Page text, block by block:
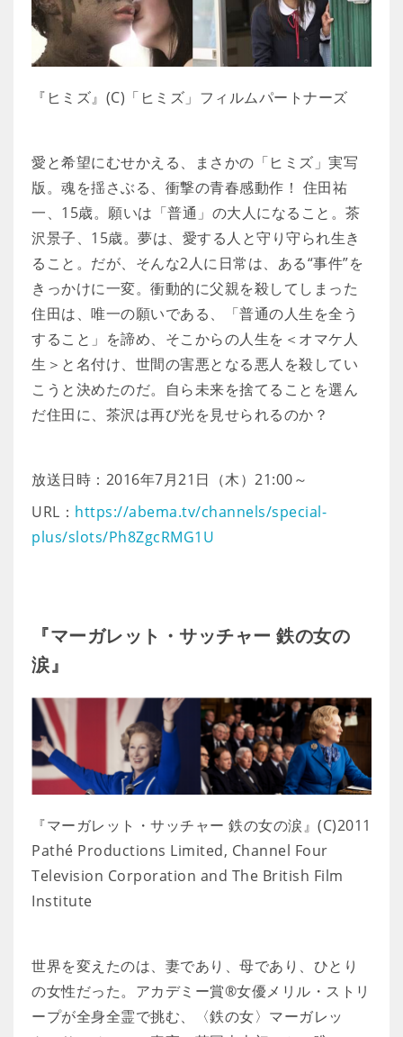
『ヒミズ』(C)「ヒミズ」フィルムパートナーズ
愛と希望にむせかえる、まさかの「ヒミズ」実写
版。魂を揺さぶる、衝撃の青春感動作！ 住田祐
一、15歳。願いは「普通」の大人になること。茶
沢景子、15歳。夢は、愛する人と守り守られ生き
ること。だが、そんな2人に日常は、ある“事件”を
きっかけに一変。衝動的に父親を殺してしまった
住田は、唯一の願いである、「普通の人生を全う
すること」を諦め、そこからの人生を＜オマケ人
生＞と名付け、世間の害悪となる悪人を殺してい
こうと決めたのだ。自ら未来を捨てることを選ん
だ住田に、茶沢は再び光を見せられるのか？
放送日時：2016年7月21日（木）21:00～
URL： https://abema.tv/channels/special-
plus/slots/Ph8ZgcRMG1U
『マーガレット・サッチャー 鉄の女の
涙』
『マーガレット・サッチャー 鉄の女の涙』(C)2011
Pathé Productions Limited, Channel Four
Television Corporation and The British Film
Institute
世界を変えたのは、妻であり、母であり、ひとり
の女性だった。アカデミー賞®女優メリル・ストリ
ープが全身全霊で挑む、〈鉄の女〉マーガレッ